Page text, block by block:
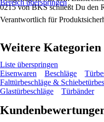
0215 von BKS schließt Du den
Bereich überspringen
Verantwortlich für
Weitere Kategorien
Liste überspringen
Eisenwaren
Beschläge
Falttürbeschläge &
Glastürbeschläge
Türbänder